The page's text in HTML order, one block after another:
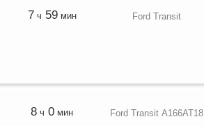
7 ч 59мин Ford Transit
8 ч 0 мин Ford Transit А166АТ18